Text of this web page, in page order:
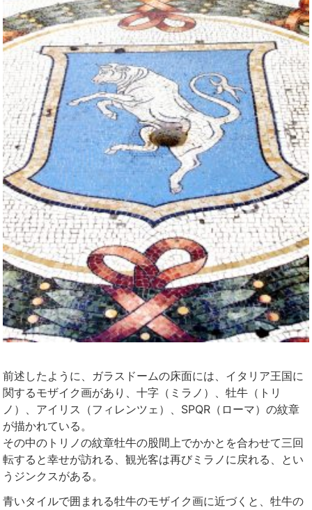
前述したように、ガラスドームの床面には、イタリア王国に
関するモザイク画があり、十字（ミラノ）、牡牛（トリ
ノ）、アイリス（フィレンツェ）、SPQR（ローマ）の紋章
が描かれている。
その中のトリノの紋章牡牛の股間上でかかとを合わせて三回
転すると幸せが訪れる、観光客は再びミラノに戻れる、とい
うジンクスがある。
青いタイルで囲まれる牡牛のモザイク画に近づくと、牡牛の